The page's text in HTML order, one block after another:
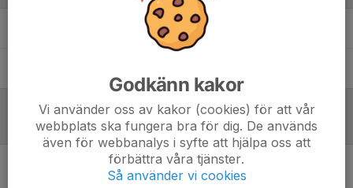
Fysioterapeut
Referat
Inget referat skrivet
Godkänn kakor
Vi använder oss av kakor (cookies) för att vår
webbplats ska fungera bra för dig. De används
även för webbanalys i syfte att hjälpa oss att
förbättra våra tjänster.
Så använder vi cookies